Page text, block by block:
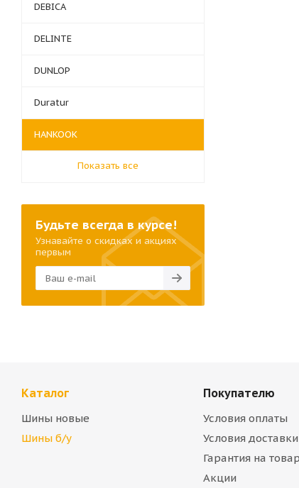
DEBICA
DELINTE
DUNLOP
Duratur
HANKOOK
Показать все
Будьте всегда в курсе!
Узнавайте о скидках и акциях
первым
Каталог
Шины новые
Шины б/у
Покупателю
Условия оплаты
Условия доставки
Гарантия на товар
Акции